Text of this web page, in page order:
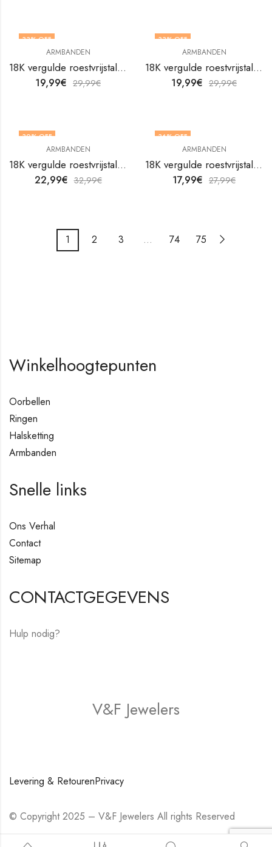
33% OFF
ARMBANDEN
18K vergulde roestvrijstalen ankerarmband van V&F Juweliers
19,99€ 29,99€
33% OFF
ARMBANDEN
18K vergulde roestvrijstalen armband Bloem van V&F Juweliers
19,99€ 29,99€
30% OFF
ARMBANDEN
18K vergulde roestvrijstalen armband Bloem van V&F Juweliers
22,99€ 32,99€
36% OFF
ARMBANDEN
18K vergulde roestvrijstalen armband Flower Meadow van V&F Juweliers
17,99€ 27,99€
1 2 3 … 74 75
Winkelhoogtepunten
Oorbellen
Ringen
Halsketting
Armbanden
Snelle links
Ons Verhal
Contact
Sitemap
CONTACTGEGEVENS
Hulp nodig?
V&F Jewelers
Levering & RetourenPrivacy
© Copyright 2025 – V&F Jewelers All rights Reserved